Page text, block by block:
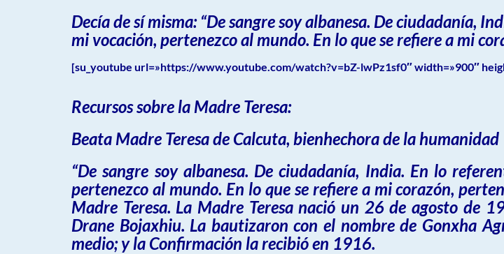
Decía de sí misma: “De sangre soy albanesa. De ciudadanía,
mi vocación, pertenezco al mundo. En lo que se refiere a mi
[su_youtube url=»https://www.youtube.com/watch?v=bZ-lwPz1sf0″ width=»900″
Recursos sobre la Madre Teresa:
Beata Madre Teresa de Calcuta, bienhechora de la humanidad
“De sangre soy albanesa. De ciudadanía, India. En lo
pertenezco al mundo. En lo que se refiere a mi corazón,
Madre Teresa. La Madre Teresanació un 26 de agosto de
Drane Bojaxhiu. La bautizaron con el nombre de Gonxha
medio; y la Confirmación la recibió en 1916.